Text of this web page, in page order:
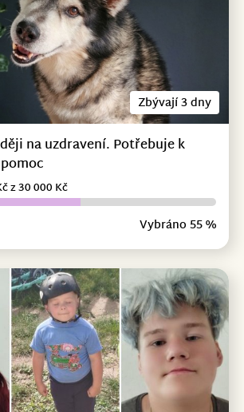
Zbývají 3 dny
na uzdravení. Potřebuje k
Vybráno 55 %
z 30 000 Kč